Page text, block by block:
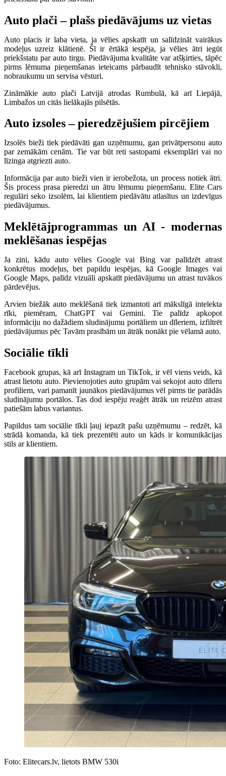
Auto plači – plašs piedāvājums uz vietas
Auto placis ir laba vieta, ja vēlies apskatīt un salīdzināt vairākus
modeļus uzreiz klātienē. Šī ir ērtākā iespēja, ja vēlies ātri iegūt
priekšstatu par auto tirgu. Piedāvājuma kvalitāte var atšķirties, tāpēc
pirms lēmuma pieņemšanas ieteicams pārbaudīt tehnisko stāvokli,
nobraukumu un servisa vēsturi.
Zināmākie auto plači Latvijā atrodas Rumbulā, kā arī Liepājā,
Limbažos un citās lielākajās pilsētās.
Auto izsoles – pieredzējušiem pircējiem
Izsolēs bieži tiek piedāvāti gan uzņēmumu, gan privātpersonu auto
par zemākām cenām. Tie var būt reti sastopami eksemplāri vai no
līzinga atgriezti auto.
Informācija par auto bieži vien ir ierobežota, un process notiek ātri.
Šis process prasa pieredzi un ātru lēmumu pieņemšanu. Elite Cars
regulāri seko izsolēm, lai klientiem piedāvātu atlasītus un izdevīgus
piedāvājumus.
Meklētājprogrammas un AI - modernas
meklēšanas iespējas
Ja zini, kādu auto vēlies Google vai Bing var palīdzēt atrast
konkrētus modeļus, bet papildu iespējas, kā Google Images vai
Google Maps, palīdz vizuāli apskatīt piedāvājumu un atrast tuvākos
pārdevējus.
Arvien biežāk auto meklēšanā tiek izmantoti arī mākslīgā intelekta
rīki, piemēram, ChatGPT vai Gemini. Tie palīdz apkopot
informāciju no dažādiem sludinājumu portāliem un dīleriem, izfiltrēt
piedāvājumus pēc Tavām prasībām un ātrāk nonākt pie vēlamā auto.
Sociālie tīkli
Facebook grupas, kā arī Instagram un TikTok, ir vēl viens veids, kā
atrast lietotu auto. Pievienojoties auto grupām vai sekojot auto dīleru
profiliem, vari pamanīt jaunākos piedāvājumus vēl pirms tie parādās
sludinājumu portālos. Tas dod iespēju reaģēt ātrāk un reizēm atrast
patiešām labus variantus.
Papildus tam sociālie tīkli ļauj iepazīt pašu uzņēmumu – redzēt, kā
strādā komanda, kā tiek prezentēti auto un kāds ir komunikācijas
stils ar klientiem.
Foto: Elitecars.lv, lietots BMW 530i